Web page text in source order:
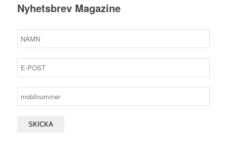
Nyhetsbrev Magazine